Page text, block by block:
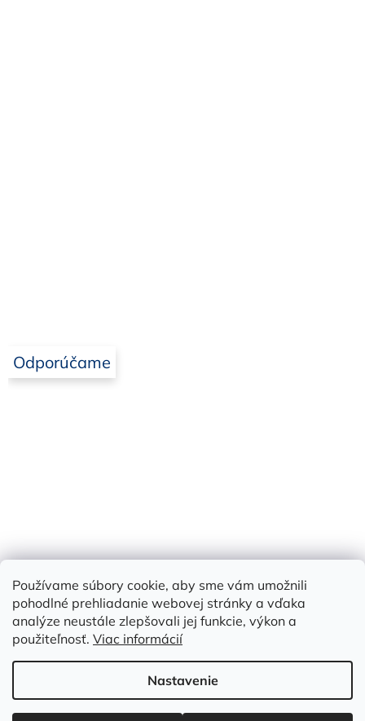
Používame súbory cookie, aby sme vám umožnili
pohodlné prehliadanie webovej stránky a vďaka
analýze neustále zlepšovali jej funkcie, výkon a
použiteľnosť. Viac informácií
Nastavenie
Odporúčame
Bielbet